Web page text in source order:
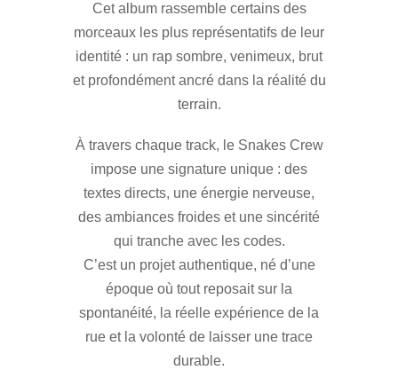
Cet album rassemble certains des
morceaux les plus représentatifs de leur
identité : un rap sombre, venimeux, brut
et profondément ancré dans la réalité du
terrain.
À travers chaque track, le Snakes Crew
impose une signature unique : des
textes directs, une énergie nerveuse,
des ambiances froides et une sincérité
qui tranche avec les codes.
C’est un projet authentique, né d’une
époque où tout reposait sur la
spontanéité, la réelle expérience de la
rue et la volonté de laisser une trace
durable.